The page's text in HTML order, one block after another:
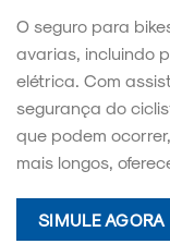
O seguro para
avarias, incluindo
elétrica. Com
segurança do
que podem
mais longos,
SIMULE AGORA